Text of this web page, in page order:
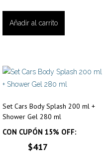
Añadir al carrito
Set Cars Body Splash 200 ml +
Shower Gel 280 ml
CON CUPÓN 15% OFF:
$417